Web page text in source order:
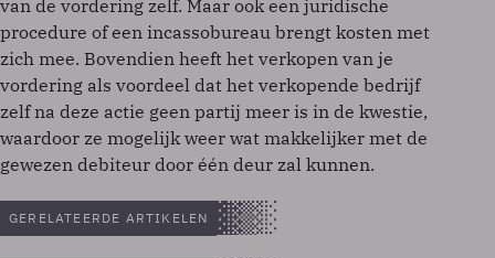
van de vordering zelf. Maar ook een juridische
procedure of een incassobureau brengt kosten met
zich mee. Bovendien heeft het verkopen van je
vordering als voordeel dat het verkopende bedrijf
zelf na deze actie geen partij meer is in de kwestie,
waardoor ze mogelijk weer wat makkelijker met de
gewezen debiteur door één deur zal kunnen.
GERELATEERDE ARTIKELEN